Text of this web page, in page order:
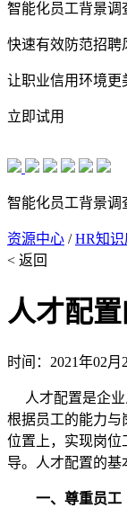
智能化员工背景调
快速有效防范招聘
让职业信用环境更
立即试用
智能化员工背景调
资源中心 /HR知识
< 返回
人才配
时间：2021年02月
人才配置是企业
根据员工的能力与
位置上，实现岗位
导。人才配置的基
一、尊重员工